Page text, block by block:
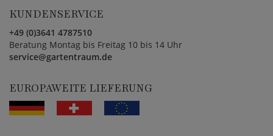
KUNDENSERVICE
+49 (0)3641 4787510
Beratung Montag bis Freitag 10 bis 14 Uhr
service@gartentraum.de
EUROPAWEITE LIEFERUNG